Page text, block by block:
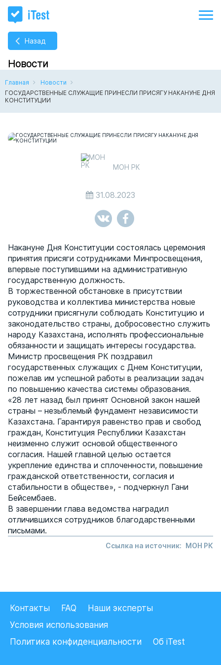
Назад
Новости
Главная
Новости
ГОСУДАРСТВЕННЫЕ СЛУЖАЩИЕ ПРИНЕСЛИ ПРИСЯГУ НАКАНУНЕ ДНЯ
КОНСТИТУЦИИ
МОН РК
31.08.2023
Накануне Дня Конституции состоялась церемония
принятия присяги сотрудниками Минпросвещения,
впервые поступившими на административную
государственную должность.
В торжественной обстановке в присутствии
руководства и коллектива министерства новые
сотрудники присягнули соблюдать Конституцию и
законодательство страны, добросовестно служить
народу Казахстана, исполнять профессиональные
обязанности и защищать интересы государства.
Министр просвещения РК поздравил
государственных служащих с Днем Конституции,
пожелав им успешной работы в реализации задач
по повышению качества системы образования.
«28 лет назад был принят Основной закон нашей
страны – незыблемый фундамент независимости
Казахстана. Гарантируя равенство прав и свобод
граждан, Конституция Республики Казахстан
неизменно служит основой общественного
согласия. Нашей главной целью остается
укрепление единства и сплоченности, повышение
гражданской ответственности, согласия и
стабильности в обществе», - подчеркнул Гани
Бейсембаев.
В завершении глава ведомства наградил
отличившихся сотрудников благодарственными
письмами.
Ссылка на источник: МОН РК
Контакты FAQ
Наши эксперты
Условия использования
Политика конфиденциальности
Об iTest